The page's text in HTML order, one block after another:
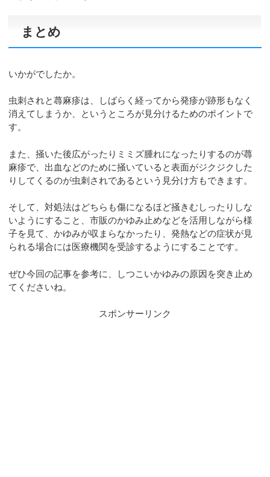
まとめ
いかがでしたか。
虫刺されと蕁麻疹は、しばらく経ってから発疹が跡形もなく
消えてしまうか、というところが見分けるためのポイントで
す。
また、掻いた後広がったりミミズ腫れになったりするのが蕁
麻疹で、出血などのために掻いていると表面がジクジクした
りしてくるのが虫刺されであるという見分け方もできます。
そして、対処法はどちらも傷になるほど掻きむしったりしな
いようにすること、市販のかゆみ止めなどを活用しながら様
子を見て、かゆみが収まらなかったり、発熱などの症状が見
られる場合には医療機関を受診するようにすることです。
ぜひ今回の記事を参考に、しつこいかゆみの原因を突き止め
てくださいね。
スポンサーリンク